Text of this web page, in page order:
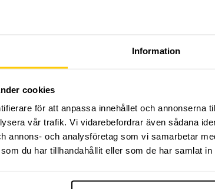
Information
cookies
för att anpassa innehållet och annonserna
vår trafik. Vi vidarebefordrar även sådana
annons- och analysföretag som vi samarbetar
du har tillhandahållit eller som de har samlat
FÖLJ OSS PÅ SOCIALA